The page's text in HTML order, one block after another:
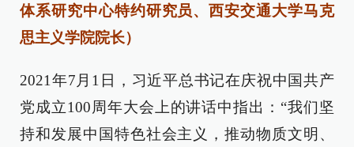
体系研究中心特约研究员、西安交通大学马克
思主义学院院长）
2021年7月1日，习近平总书记在庆祝中国共产
党成立100周年大会上的讲话中指出：“我们坚
持和发展中国特色社会主义，推动物质文明、